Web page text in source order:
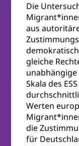
Die
aus
gleiche
Skala des
Werten
die
für